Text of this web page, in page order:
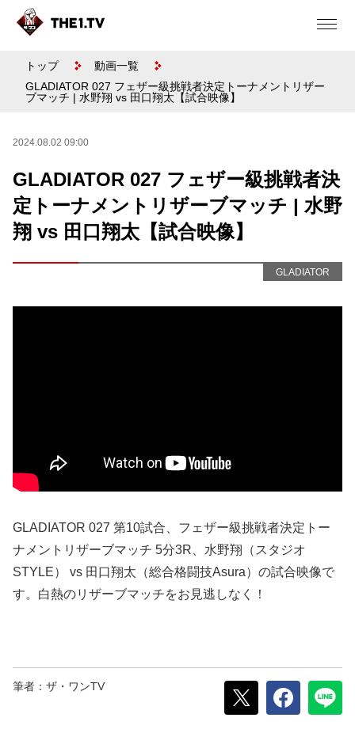
トップ
動画一覧
GLADIATOR 027 フェザー級挑戦者決定トーナメントリザー
ブマッチ | 水野翔 vs 田口翔太【試合映像】
2024.08.02 09:00
GLADIATOR 027 フェザー級挑戦者決
定トーナメントリザーブマッチ | 水野
翔 vs 田口翔太【試合映像】
GLADIATOR
GLADIATOR 027 第10試合、フェザー級挑戦者決定トー
ナメントリザーブマッチ 5分3R、水野翔（スタジオ
STYLE） vs 田口翔太（総合格闘技Asura）の試合映像で
す。白熱のリザーブマッチをお見逃しなく！
筆者：ザ・ワンTV